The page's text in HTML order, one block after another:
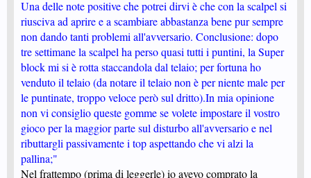
Una delle note positive che potrei dirvi è che con la scalpel si
riusciva ad aprire e a scambiare abbastanza bene pur sempre
non dando tanti problemi all'avversario. Conclusione: dopo
tre settimane la scalpel ha perso quasi tutti i puntini, la Super
block mi si è rotta staccandola dal telaio; per fortuna ho
venduto il telaio (da notare il telaio non è per niente male per
le puntinate, troppo veloce però sul dritto).In mia opinione
non vi consiglio queste gomme se volete impostare il vostro
gioco per la maggior parte sul disturbo all'avversario e nel
ributtargli passivamente i top aspettando che vi alzi la
pallina;"
Nel frattempo (prima di leggerle) io avevo comprato la